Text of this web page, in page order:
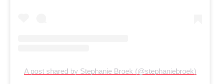
A post shared by Stephanie Broek (@stephaniebroek)